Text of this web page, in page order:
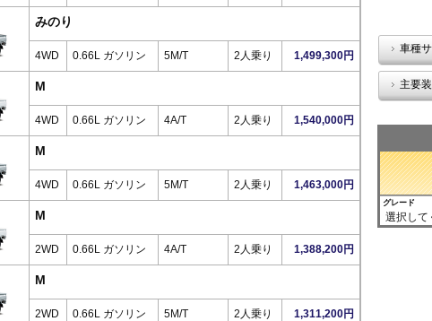
みのり
4WD 0.66L ガソリン 5M/T 2人乗り 1,499,300円
M
4WD 0.66L ガソリン 4A/T 2人乗り 1,540,000円
M
4WD 0.66L ガソリン 5M/T 2人乗り 1,463,000円
M
2WD 0.66L ガソリン 4A/T 2人乗り 1,388,200円
M
2WD 0.66L ガソリン 5M/T 2人乗り 1,311,200円
車種
主要
グレード
選択して